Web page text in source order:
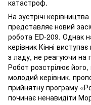
катастроф.
На зустрічі
представляє новий
робота ED-209. Однак
керівник Кінні
з ладу, не реагуючи на
Робот розстрілює
молодий керівник,
прийнятну програму
починає ненавидіти